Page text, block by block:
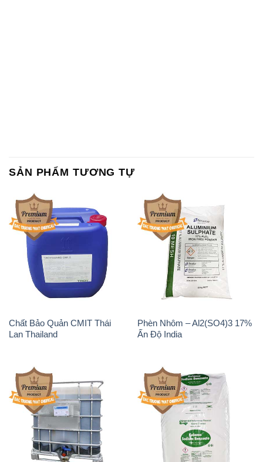
SẢN PHẨM TƯƠNG TỰ
Chất Bảo Quản CMIT Thái
Lan Thailand
Phèn Nhôm – Al2(SO4)3 17%
Ấn Độ India